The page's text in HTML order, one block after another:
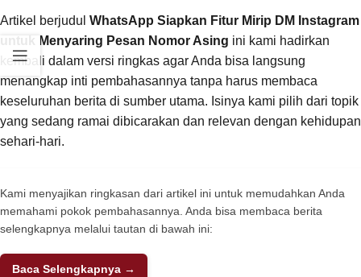
Artikel berjudul WhatsApp Siapkan Fitur Mirip DM Instagram
untuk Menyaring Pesan Nomor Asing ini kami hadirkan
kembali dalam versi ringkas agar Anda bisa langsung
menangkap inti pembahasannya tanpa harus membaca
keseluruhan berita di sumber utama. Isinya kami pilih dari topik
yang sedang ramai dibicarakan dan relevan dengan kehidupan
sehari-hari.
Kami menyajikan ringkasan dari artikel ini untuk memudahkan Anda
memahami pokok pembahasannya. Anda bisa membaca berita
selengkapnya melalui tautan di bawah ini:
Baca Selengkapnya →